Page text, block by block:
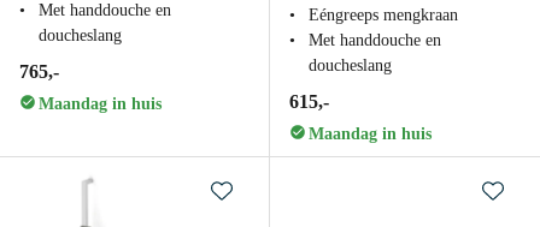
Met handdouche en
doucheslang
765,-
Maandag in huis
Eéngreeps mengkraan
Met handdouche en
doucheslang
615,-
Maandag in huis